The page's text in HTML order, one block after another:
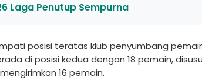
Laga Penutup Sempurna
posisi teratas klub penyumbang
di posisi kedua dengan 18 pemain,
16 pemain.